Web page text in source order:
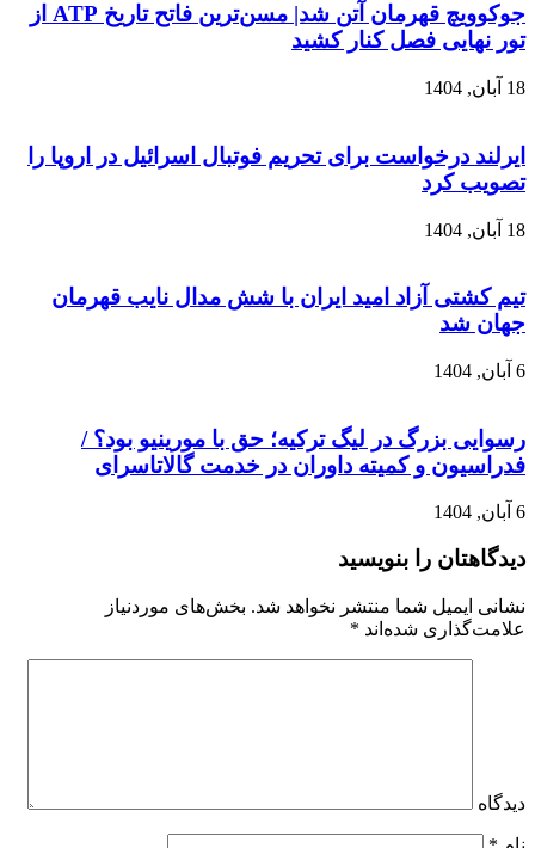
جوکوویچ قهرمان آتن شد| مسن‌ترین فاتح تاریخ ATP از
تور نهایی فصل کنار کشید
18 آبان, 1404
ایرلند درخواست برای تحریم فوتبال اسرائیل در اروپا را
تصویب کرد
18 آبان, 1404
تیم کشتی آزاد امید ایران با شش مدال نایب قهرمان
جهان شد
6 آبان, 1404
رسوایی بزرگ در لیگ ترکیه؛ حق با مورینیو بود؟ /
فدراسیون و کمیته داوران در خدمت گالاتاسرای
6 آبان, 1404
دیدگاهتان را بنویسید
نشانی ایمیل شما منتشر نخواهد شد. بخش‌های موردنیاز
علامت‌گذاری شده‌اند *
دیدگاه